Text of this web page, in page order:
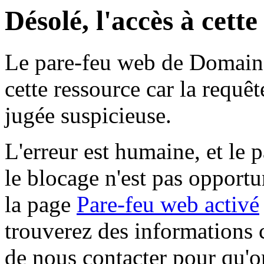
Désolé, l'accès à
Le pare-feu web de
cette ressource car la
jugée suspicieuse.
L'erreur est humaine, et le
le blocage n'est pas
la page Pare-feu web activé
trouverez des informations
de nous contacter pour